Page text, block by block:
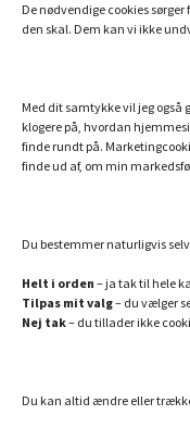
De nødvendige cookies
den skal. Dem kan vi ikke
Med dit samtykke vil jeg også
klogere på, hvordan
finde rundt på.
finde ud af, om min
Du bestemmer naturligvis
Helt i orden – ja tak til hele
Tilpas mit valg– du vælger
Nej tak– du tillader ikke
Du kan altid ændre eller
MINE ANDRE SIDER
Efterlivet.dk
Essentielle olier fra
Hemi-Sync – din
Verdens bedste